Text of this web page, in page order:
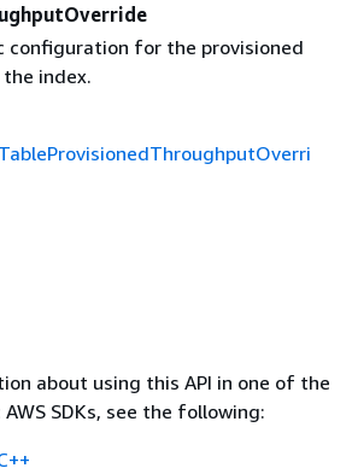
configuration for the provisioned
index.
about using this API in one of the
SDKs, see the following: